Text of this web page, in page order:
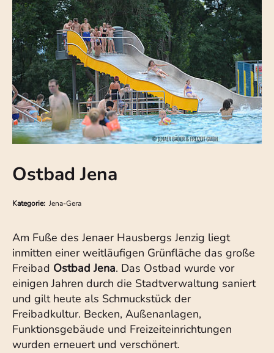
Ostbad Jena
Kategorie: Jena-Gera
Am Fuße des Jenaer Hausbergs Jenzig liegt
inmitten einer weitläufigen Grünfläche das große
Freibad Ostbad Jena. Das Ostbad wurde vor
einigen Jahren durch die Stadtverwaltung saniert
und gilt heute als Schmuckstück der
Freibadkultur. Becken, Außenanlagen,
Funktionsgebäude und Freizeiteinrichtungen
wurden erneuert und verschönert.